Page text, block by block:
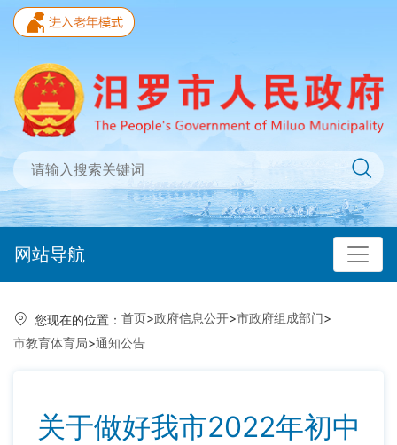
网站导航
您现在的位置： 首页>政府信息公开>市政府组成部门>
市教育体育局>通知公告
关于做好我市2022年初中